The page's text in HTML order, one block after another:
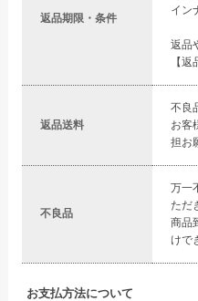
返品期限・条件
イン
返品
【
返品送料
不良
お客
担お
不良品
万一
ただ
商品
けで
お支払方法について